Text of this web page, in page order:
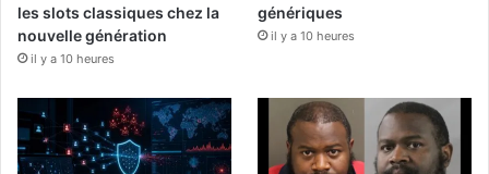
les slots classiques chez la
nouvelle génération
il y a 10 heures
génériques
il y a 10 heures